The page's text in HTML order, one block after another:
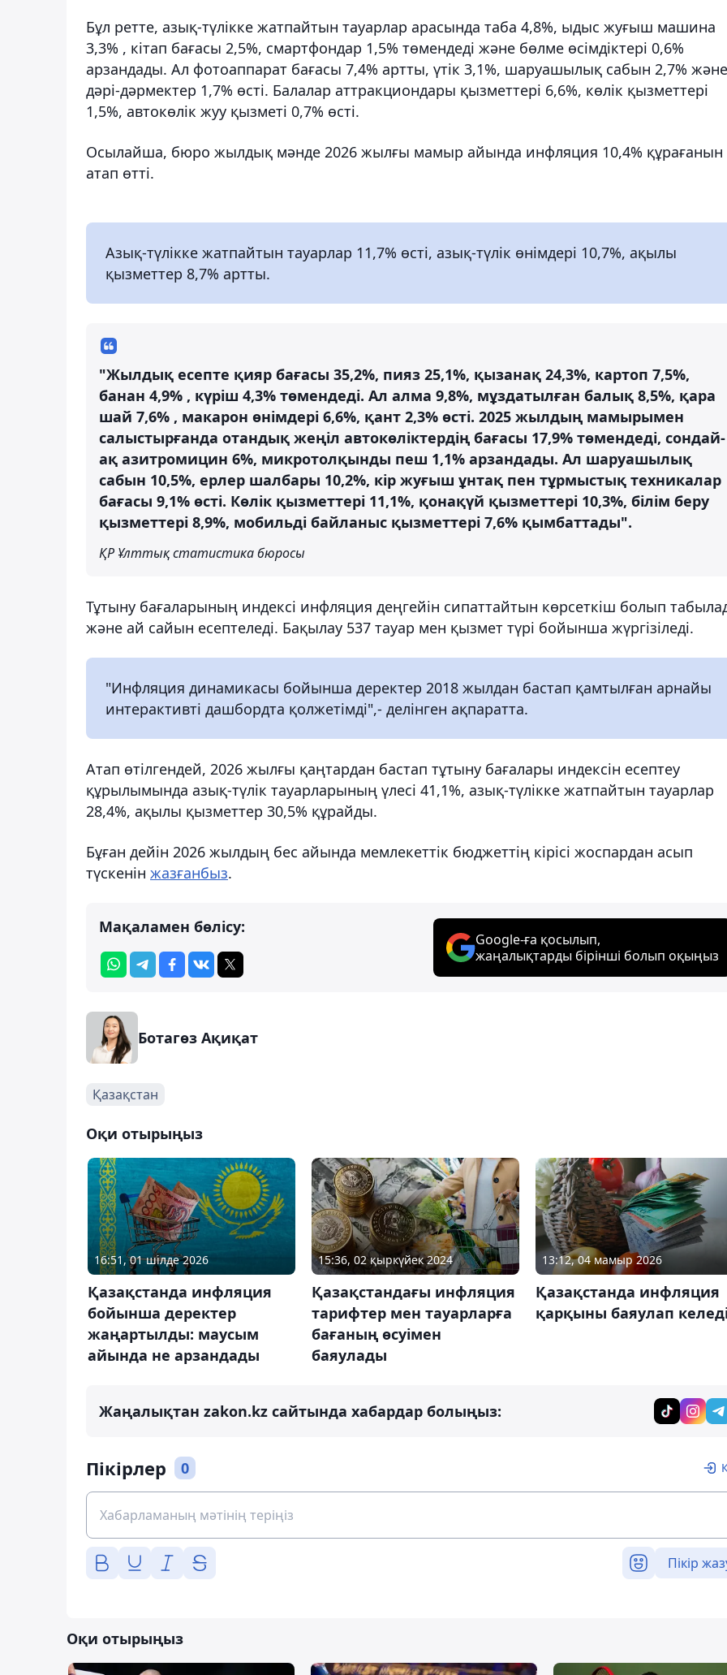
Бұл ретте, азық-түлікке жатпайтын тауарлар арасында таба 4,8%, ыдыс жуғыш машина
3,3% , кітап бағасы 2,5%, смартфондар 1,5% төмендеді және бөлме өсімдіктері 0,6%
арзандады. Ал фотоаппарат бағасы 7,4% артты, үтік 3,1%, шаруашылық сабын 2,7% және
дәрі-дәрмектер 1,7% өсті. Балалар аттракциондары қызметтері 6,6%, көлік қызметтері
1,5%, автокөлік жуу қызметі 0,7% өсті.
Осылайша, бюро жылдық мәнде 2026 жылғы мамыр айында инфляция 10,4% құрағанын
атап өтті.
Азық-түлікке жатпайтын тауарлар 11,7% өсті, азық-түлік өнімдері 10,7%, ақылы
қызметтер 8,7% артты.
"Жылдық есепте қияр бағасы 35,2%, пияз 25,1%, қызанақ 24,3%, картоп 7,5%,
банан 4,9% , күріш 4,3% төмендеді. Ал алма 9,8%, мұздатылған балық 8,5%, қара
шай 7,6% , макарон өнімдері 6,6%, қант 2,3% өсті. 2025 жылдың мамырымен
салыстырғанда отандық жеңіл автокөліктердің бағасы 17,9% төмендеді, сондай-
ақ азитромицин 6%, микротолқынды пеш 1,1% арзандады. Ал шаруашылық
сабын 10,5%, ерлер шалбары 10,2%, кір жуғыш ұнтақ пен тұрмыстық техникалар
бағасы 9,1% өсті. Көлік қызметтері 11,1%, қонақүй қызметтері 10,3%, білім беру
қызметтері 8,9%, мобильді байланыс қызметтері 7,6% қымбаттады".
ҚР Ұлттық статистика бюросы
Тұтыну бағаларының индексі инфляция деңгейін сипаттайтын көрсеткіш болып
және ай сайын есептеледі. Бақылау 537 тауар мен қызмет түрі бойынша жүргізіледі.
"Инфляция динамикасы бойынша деректер 2018 жылдан бастап қамтылған арнайы
интерактивті дашбордта қолжетімді",- делінген ақпаратта.
Атап өтілгендей, 2026 жылғы қаңтардан бастап тұтыну бағалары индексін есептеу
құрылымында азық-түлік тауарларының үлесі 41,1%, азық-түлікке жатпайтын тауарлар
28,4%, ақылы қызметтер 30,5% құрайды.
Бұған дейін 2026 жылдың бес айында мемлекеттік бюджеттің кірісі жоспардан асып
түскенін жазғанбыз.
Мақаламен бөлісу:
Google-ға қосылып,
жаңалықтарды бірінші болып оқыңыз
Ботагөз Ақиқат
Қазақстан
Оқи отырыңыз
16:51, 01 шілде 2026
Қазақстанда инфляция
бойынша деректер
жаңартылды: маусым
айында не арзандады
15:36, 02 қыркүйек 2024
Қазақстандағы инфляция
тарифтер мен тауарларға
бағаның өсуімен
баяулады
13:12, 04 мамыр 2026
Қазақстанда инфляция
қарқыны баяулап
Жаңалықтан zakon.kz сайтында хабардар болыңыз:
Пікірлер 0
Пікір
Оқи отырыңыз